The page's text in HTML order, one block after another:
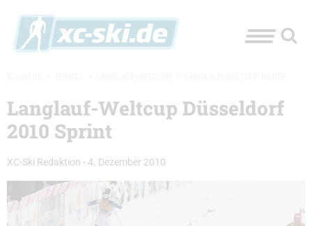
Langlauf-Weltcup Düsseldorf
2010 Sprint
XC-Ski Redaktion -4. Dezember 2010